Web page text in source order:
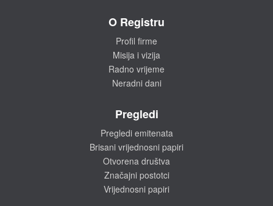
O Registru
Profil firme
Misija i vizija
Radno vrijeme
Neradni dani
Pregledi
Pregledi emitenata
Brisani vrijednosni papiri
Otvorena društva
Značajni postotci
Vrijednosni papiri